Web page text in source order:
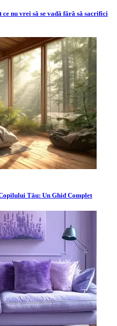
nu vrei să se vadă fără să sacrifici
Tău: Un Ghid Complet